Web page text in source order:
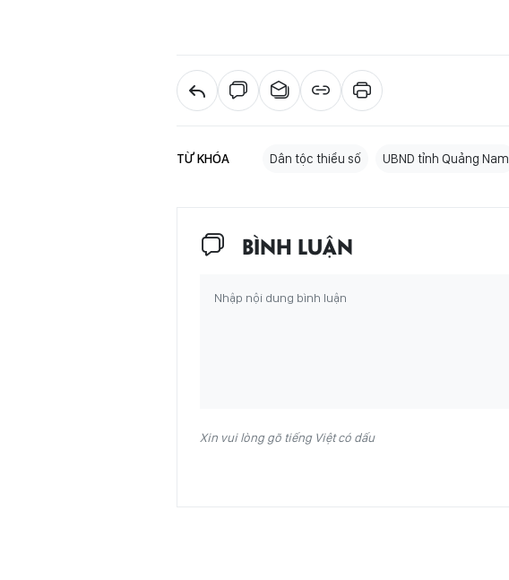
TỪ KHÓA Dân tộc thiểu số UBND tỉnh Quảng Nam
BÌNH LUẬN
Xin vui lòng gõ tiếng Việt có dấu